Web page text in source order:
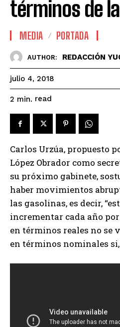
términos de
MEDIA PORTADA
AUTHOR: REDACCIÓN
julio 4, 2018
2 min. read
Carlos Urzúa, propuesto
López Obrador como
su próximo gabinete,
haber movimientos
las gasolinas, es decir,
incrementar cada año
en términos reales no se
en términos nominales